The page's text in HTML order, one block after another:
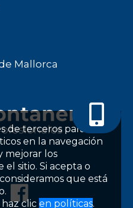
de terceros para
en la navegación
mejorar los
sitio. Si acepta o
que está
clic en políticas.
Mallorca